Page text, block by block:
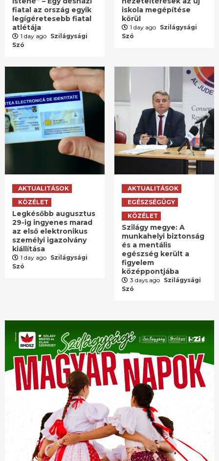
fiatal az ország egyik
legígéretesebb fiatal
atlétája
1 day ago Szilágysági
Szó
iskola megépítése
körül
1 day ago Szilágysági
Szó
AKTUALITÁSOK
KÖZÉLET
Legkésőbb augusztus
29-ig ingyenes marad
az első elektronikus
személyi igazolvány
kiállítása
1 day ago Szilágysági
Szó
AKTUALITÁSOK
EGÉSZSÉGÜGY
KÖZÉLET
Szilágy megye: A
munkahelyi biztonság
és a mentális
egészség került a
figyelem
középpontjába
3 days ago Szilágysági
Szó